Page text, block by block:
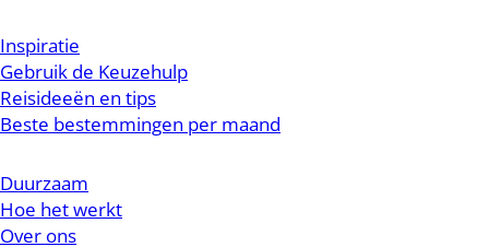
Inspiratie
Gebruik de Keuzehulp
Reisideeën en tips
Beste bestemmingen per maand
Duurzaam
Hoe het werkt
Over ons